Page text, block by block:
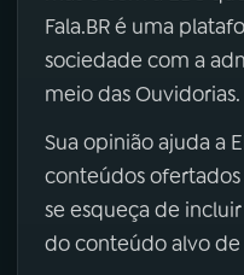
Fala.BR é uma
sociedade com a
meio das Ouvidorias.
Sua opinião ajuda a
conteúdos ofertados
se esqueça de
do conteúdo alvo de